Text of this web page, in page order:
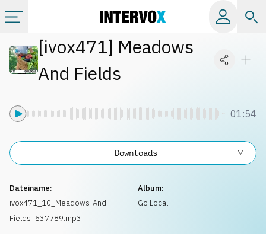
Kategorien
[ivox471] Meadows
And Fields
01:54
Dateiname:
ivox471_10_Meadows-And-
Fields_537789.mp3
Album:
Go Local
Downloads